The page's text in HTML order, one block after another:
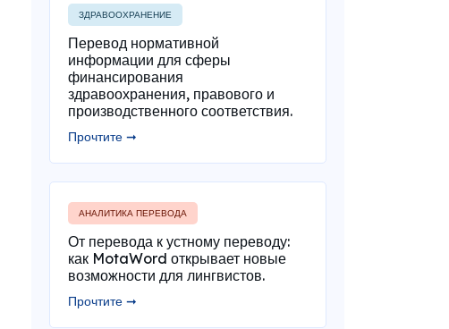
ЗДРАВООХРАНЕНИЕ
Перевод нормативной
информации для сферы
финансирования
здравоохранения, правового и
производственного соответствия.
Прочтите ➞
АНАЛИТИКА ПЕРЕВОДА
От перевода к устному переводу:
как MotaWord открывает новые
возможности для лингвистов.
Прочтите ➞